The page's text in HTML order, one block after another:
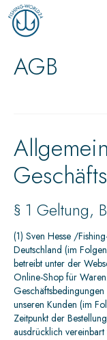
AGB
§ 1 Geltung,
(1) Sven Hesse /
Deutschland (im
betreibt unter der
Online-Shop für
unseren Kunden (im
Zeitpunkt der
ausdrücklich vereinbart